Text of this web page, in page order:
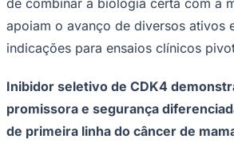
apoiam o avanço de diversos ativos
indicações para ensaios clínicos
Inibidor seletivo de CDK4
promissora e segurança
de primeira linha do câncer de